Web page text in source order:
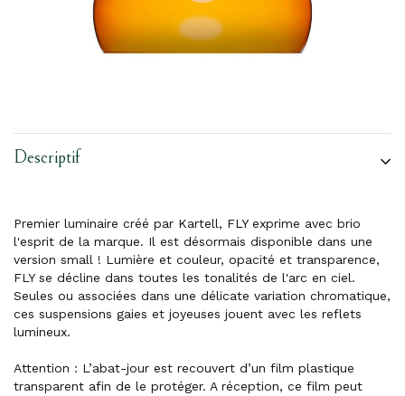
Descriptif
Premier luminaire créé par Kartell, FLY exprime avec brio
l'esprit de la marque. Il est désormais disponible dans une
version small ! Lumière et couleur, opacité et transparence,
FLY se décline dans toutes les tonalités de l'arc en ciel.
Seules ou associées dans une délicate variation chromatique,
ces suspensions gaies et joyeuses jouent avec les reflets
lumineux.
Attention : L’abat-jour est recouvert d’un film plastique
transparent afin de le protéger. A réception, ce film peut